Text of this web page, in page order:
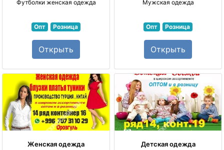
Футболки женская одежда
Опт Розница
Открыть
Мужская одежда
Опт Розница
Открыть
Женская одежда Детская одежда